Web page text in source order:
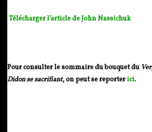
Télécharger l’article de John Nassichuk
Pour consulter le sommaire du bouquet du
Didon se sacrifiant, on peut se reporterici.